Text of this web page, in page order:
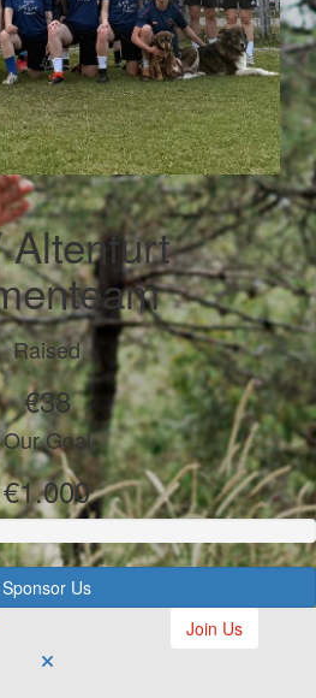
Altenfurt
Raised
€38
Our Goal
€1.000
Sponsor Us
Join Us